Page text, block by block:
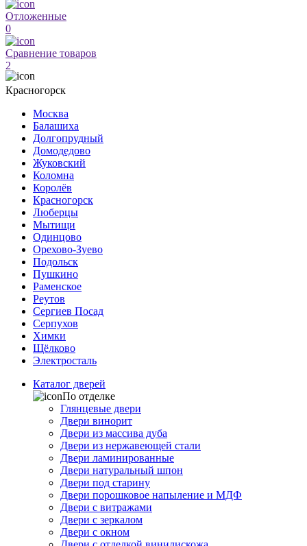
Отложенные
0
Сравнение товаров
2
Красногорск
Москва
Балашиха
Долгопрудный
Домодедово
Жуковский
Коломна
Королёв
Красногорск
Люберцы
Мытищи
Одинцово
Орехово-Зуево
Подольск
Пушкино
Раменское
Реутов
Сергиев Посад
Серпухов
Химки
Щёлково
Электросталь
Каталог дверей
По отделке
Глянцевые двери
Двери винорит
Двери из массива дуба
Двери из нержавеющей стали
Двери ламинированные
Двери натуральный шпон
Двери под старину
Двери порошковое напыление и МДФ
Двери с витражами
Двери с зеркалом
Двери с окном